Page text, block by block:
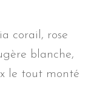
corail, rose
blanche,
le tout monté